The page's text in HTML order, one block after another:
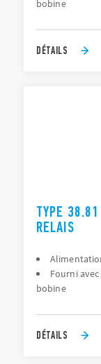
bobine
DÉTAILS
TYPE
RELAIS
Fourni
bobine
DÉTAILS